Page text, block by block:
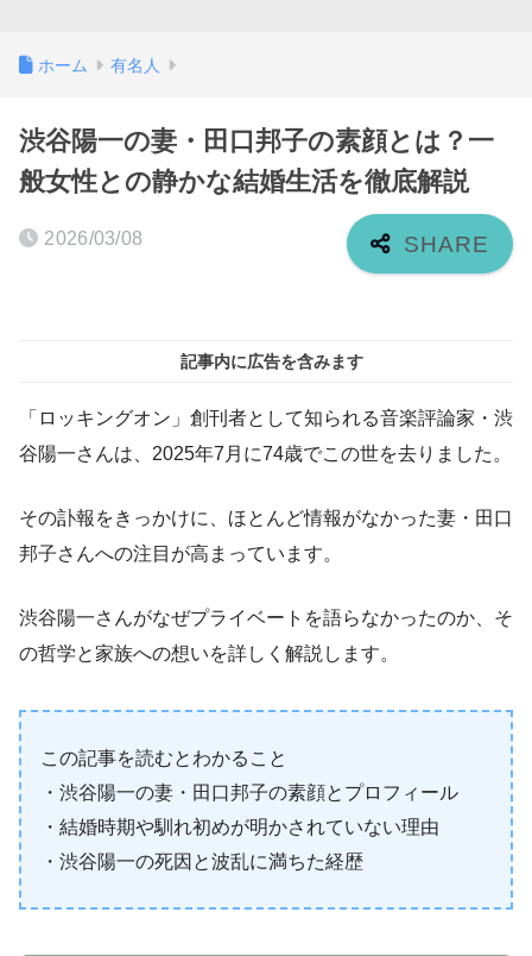
ホーム 有名人
渋谷陽一の妻・田口邦子の素顔とは？一
般女性との静かな結婚生活を徹底解説
2026/03/08
記事内に広告を含みます
「ロッキングオン」創刊者として知られる音楽評論家・渋
谷陽一さんは、2025年7月に74歳でこの世を去りました。
その訃報をきっかけに、ほとんど情報がなかった妻・田口
邦子さんへの注目が高まっています。
渋谷陽一さんがなぜプライベートを語らなかったのか、そ
の哲学と家族への想いを詳しく解説します。
この記事を読むとわかること
・渋谷陽一の妻・田口邦子の素顔とプロフィール
・結婚時期や馴れ初めが明かされていない理由
・渋谷陽一の死因と波乱に満ちた経歴